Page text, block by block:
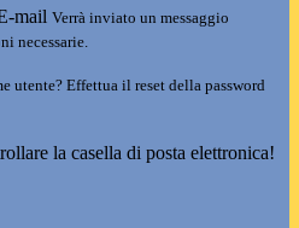
mail Verrà inviato un messaggio
necessarie.
utente? Effettua il reset della password
la casella di posta elettronica!